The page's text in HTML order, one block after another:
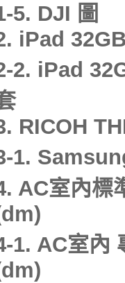
5. DJI 圖
iPad
2. iPad
RICOH
1.
AC室內標
1. AC室內